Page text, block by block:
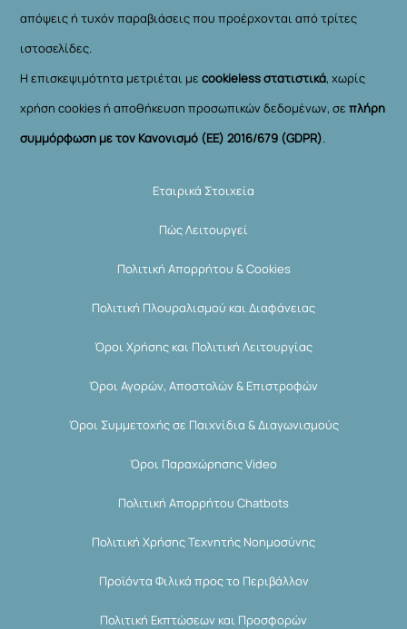
απόψεις ή τυχόν παραβιάσεις που προέρχονται από τρίτες
ιστοσελίδες.
Η επισκεψιμότητα μετριέται μεcookieless στατιστικά, χωρίς
χρήση cookies ή αποθήκευση προσωπικών δεδομένων, σεπλήρη
συμμόρφωση με τον Κανονισμό (ΕΕ) 2016/679 (GDPR).
Εταιρικά Στοιχεία
Πώς Λειτουργεί
Πολιτική Απορρήτου & Cookies
Πολιτική Πλουραλισμού και Διαφάνειας
Όροι Χρήσης και Πολιτική Λειτουργίας
Όροι Αγορών, Αποστολών & Επιστροφών
Όροι Συμμετοχής σε Παιχνίδια & Διαγωνισμούς
Όροι Παραχώρησης Video
Πολιτική Απορρήτου Chatbots
Πολιτική Χρήσης Τεχνητής Νοημοσύνης
Προϊόντα Φιλικά προς το Περιβάλλον
Πολιτική Εκπτώσεων και Προσφορών